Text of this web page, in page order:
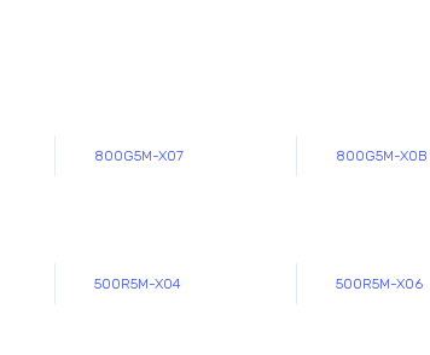
800G5M-X07 800G5M-X0B
500R5M-X04 500R5M-X06